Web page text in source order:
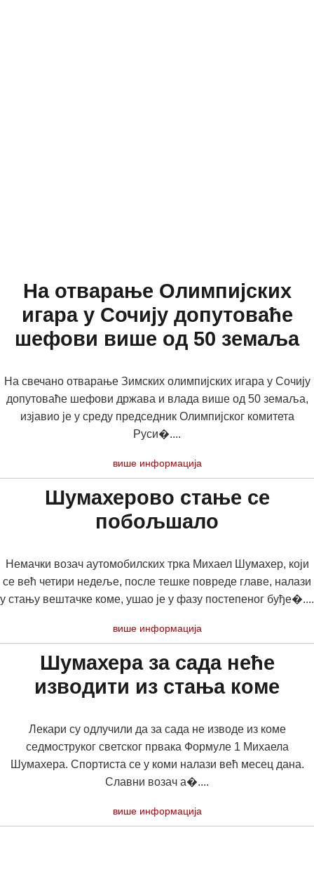
На отварање Олимпијских
игара у Сочију допутоваће
шефови више од 50 земаља
На свечано отварање Зимских олимпијских игара у Сочију
допутоваће шефови држава и влада више од 50 земаља,
изјавио је у среду председник Олимпијског комитета
Руси�....
више информација
Шумахерово стање се
побољшало
Немачки возач аутомобилских трка Михаел Шумахер, који
се већ четири недеље, после тешке повреде главе, налази
у стању вештачке коме, ушао је у фазу постепеног буђе�....
више информација
Шумахера за сада неће
изводити из стања коме
Лекари су одлучили да за сада не изводе из коме
седмоструког светског првака Формуле 1 Михаела
Шумахера. Спортиста се у коми налази већ месец дана.
Славни возач а�....
више информација